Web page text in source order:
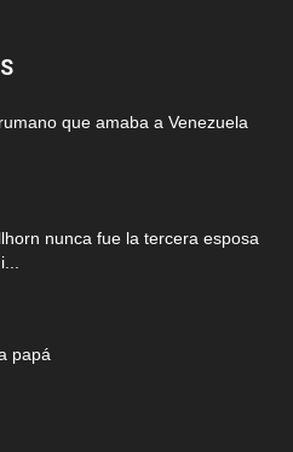
que amaba a Venezuela
nunca fue la tercera esposa
papá